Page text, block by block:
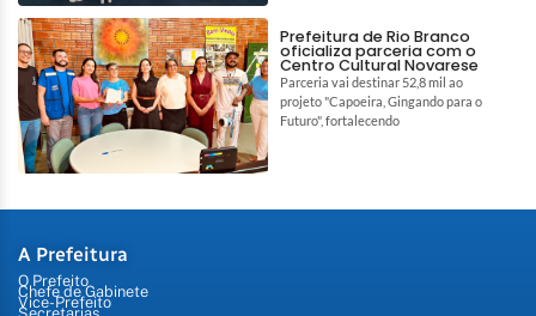
Prefeitura de Rio Branco
oficializa parceria com o
Centro Cultural Novarese
Parceria vai destinar 52,8 mil ao
projeto "Capoeira, Gingando para o
Futuro", fortalecendo
A Prefeitura
O Prefeito
Chefe de Gabinete
Vice-Prefeito